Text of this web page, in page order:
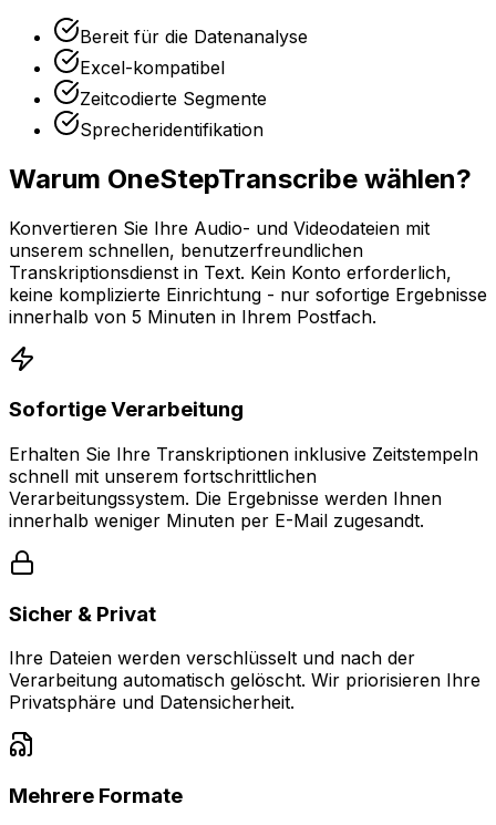
Bereit für die Datenanalyse
Excel-kompatibel
Zeitcodierte Segmente
Sprecheridentifikation
Warum OneStepTranscribe wählen?
Konvertieren Sie Ihre Audio- und Videodateien mit
unserem schnellen, benutzerfreundlichen
Transkriptionsdienst in Text. Kein Konto erforderlich,
keine komplizierte Einrichtung - nur sofortige Ergebnisse
innerhalb von 5 Minuten in Ihrem Postfach.
Sofortige Verarbeitung
Erhalten Sie Ihre Transkriptionen inklusive Zeitstempeln
schnell mit unserem fortschrittlichen
Verarbeitungssystem. Die Ergebnisse werden Ihnen
innerhalb weniger Minuten per E-Mail zugesandt.
Sicher & Privat
Ihre Dateien werden verschlüsselt und nach der
Verarbeitung automatisch gelöscht. Wir priorisieren Ihre
Privatsphäre und Datensicherheit.
Mehrere Formate